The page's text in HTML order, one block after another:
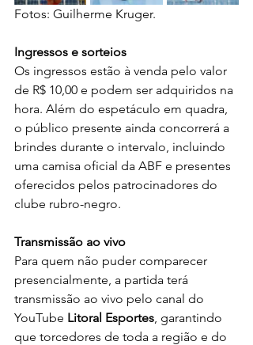
Fotos: Guilherme Kruger.
Ingressos e sorteios
Os ingressos estão à venda pelo valor
de R$ 10,00 e podem ser adquiridos na
hora. Além do espetáculo em quadra,
o público presente ainda concorrerá a
brindes durante o intervalo, incluindo
uma camisa oficial da ABF e presentes
oferecidos pelos patrocinadores do
clube rubro-negro.
Transmissão ao vivo
Para quem não puder comparecer
presencialmente, a partida terá
transmissão ao vivo pelo canal do
YouTube Litoral Esportes, garantindo
que torcedores de toda a região e do